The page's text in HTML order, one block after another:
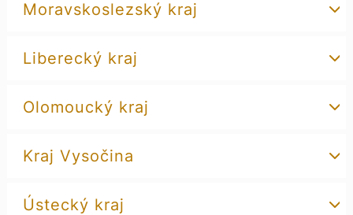
Moravskoslezský kraj
Liberecký kraj
Olomoucký kraj
Kraj Vysočina
Ústecký kraj